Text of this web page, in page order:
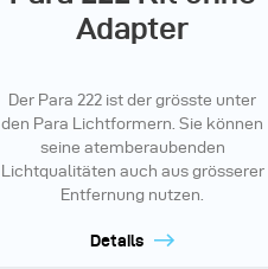
Adapter
Der Para 222 ist der grösste unter
den Para Lichtformern. Sie können
seine atemberaubenden
Lichtqualitäten auch aus grösserer
Entfernung nutzen.
Details